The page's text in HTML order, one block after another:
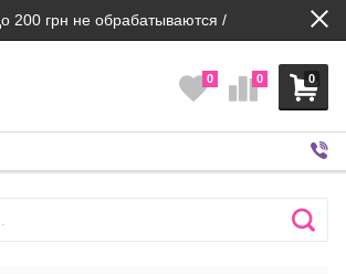
200 грн не обрабатываются /
0
0 0